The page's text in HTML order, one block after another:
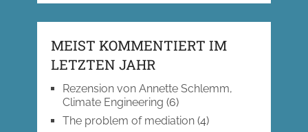
MEIST KOMMENTIERT IM
LETZTEN JAHR
Rezension von Annette Schlemm,
Climate Engineering (6)
The problem of mediation(4)